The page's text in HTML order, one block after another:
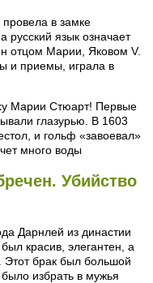
в замке
русский язык означает
отцом Марии, Яковом V.
и приемы, играла в
Марии Стюарт! Первые
глазурью. В 1603
и гольф «завоевал»
много воды
Убийство
Дарнлей из династии
красив, элегантен, а
Этот брак был большой
избрать в мужья